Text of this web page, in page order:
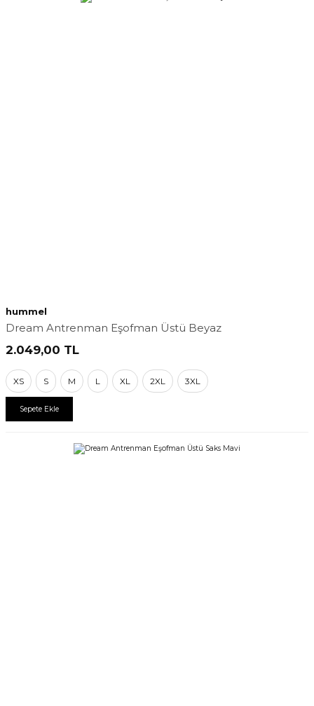
hummel
Dream Antrenman Eşofman Üstü Beyaz
2.049,00 TL
XS S M L XL 2XL 3XL
Sepete Ekle